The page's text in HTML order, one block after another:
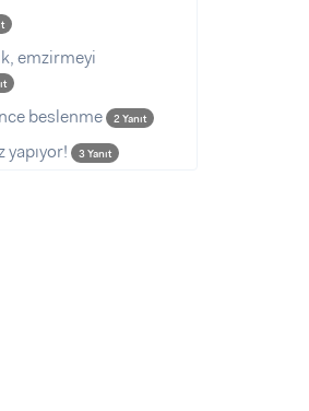
emzirmeyi
beslenme 2 Yanıt
yapıyor! 3 Yanıt